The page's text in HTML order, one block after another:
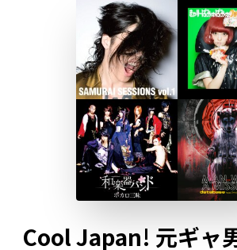
初回30日間無料お試し
Cool Japan! 元ギャ